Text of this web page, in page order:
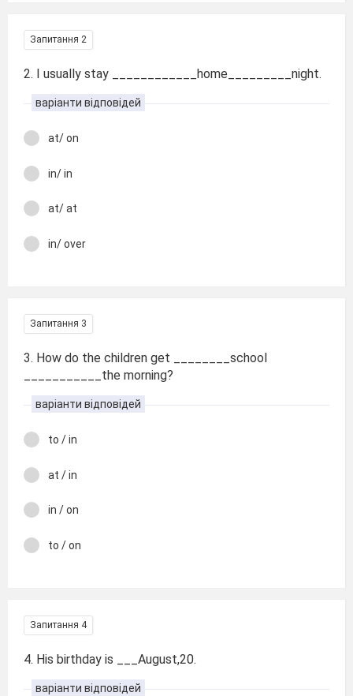
Запитання 2
2. I usually stay ____________home_________night.
варіанти відповідей
at/ on
in/ in
at/ at
in/ over
Запитання 3
3. How do the children get ________school
___________the morning?
варіанти відповідей
to / in
at / in
in / on
to / on
Запитання 4
4. His birthday is ___August,20.
варіанти відповідей